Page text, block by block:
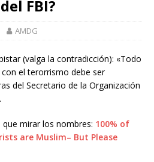
FBI?
AMDG
(valga la contradicción): «Todo
el terorrismo debe ser
del Secretario de la Organización
mirar los nombres: 100% of
are Muslim– But Please